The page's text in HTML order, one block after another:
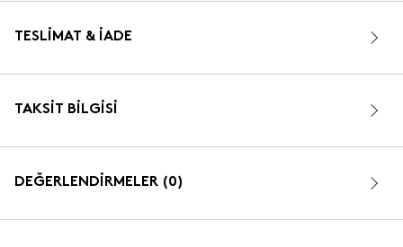
TESLIMAT & İADE
TAKSIT BILGISI
DEĞERLENDİRMELER (0)